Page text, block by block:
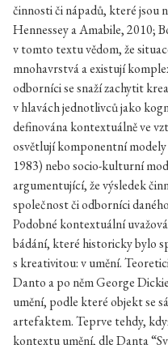
činnosti či nápadů, které jsou
Hennessey a Amabile, 2010;
v tomto textu vědom, že
mnohavrstvá a existují
odborníci se snaží zachytit
v hlavách jednotlivců jako
definována kontextuálně ve
osvětlují komponentní
1983) nebo socio-kulturní
argumentující, že výsledek
společnost či odborníci
Podobné kontextuální
bádání, které historicky bylo
s kreativitou: v umění.
Danto a po něm George
umění, podle které objekt se
artefaktem. Teprve tehdy,
kontextu umění, dle Danta